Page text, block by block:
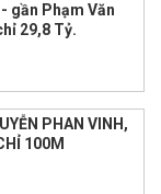
gần Phạm Văn
29,8 Tỷ.
PHAN VINH,
100M